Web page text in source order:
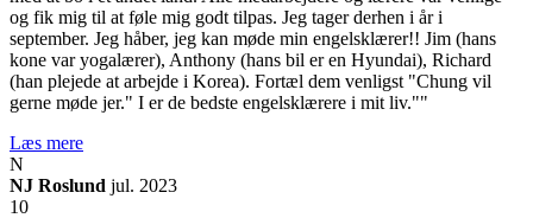
og fik mig til at føle mig godt tilpas. Jeg tager derhen i år i
september. Jeg håber, jeg kan møde min engelsklærer!! Jim (hans
kone var yogalærer), Anthony (hans bil er en Hyundai), Richard
(han plejede at arbejde i Korea). Fortæl dem venligst "Chung vil
gerne møde jer." I er de bedste engelsklærere i mit liv.""
Læs mere
N
NJ Roslund jul. 2023
10